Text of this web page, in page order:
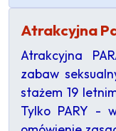
Atrakcyjna
Atrakcyjna
zabaw
stażem 19
Tylko PARY -